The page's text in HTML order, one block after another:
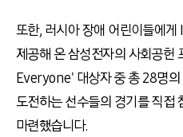
또한, 러시아 장애 어린이들에
제공해 온 삼성전자의 사회공
Everyone' 대상자 중 총 28명의
도전하는 선수들의 경기를 직접
마련했습니다.